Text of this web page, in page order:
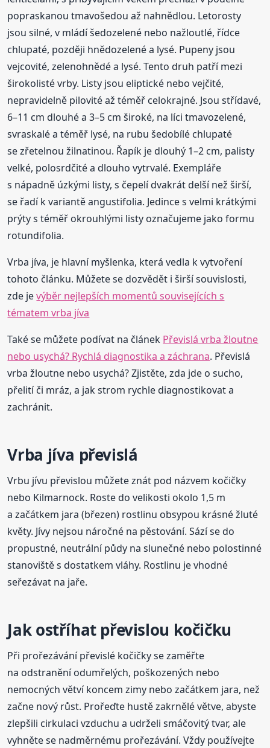
popraskanou tmavošedou až nahnědlou. Letorosty
jsou silné, v mládí šedozelené nebo nažloutlé, řídce
chlupaté, později hnědozelené a lysé. Pupeny jsou
vejcovité, zelenohnědé a lysé. Tento druh patří mezi
širokolisté vrby. Listy jsou eliptické nebo vejčité,
nepravidelně pilovité až téměř celokrajné. Jsou střídavé,
6–11 cm dlouhé a 3–5 cm široké, na líci tmavozelené,
svraskalé a téměř lysé, na rubu šedobílé chlupaté
se zřetelnou žilnatinou. Řapík je dlouhý 1–2 cm, palisty
velké, polosrdčité a dlouho vytrvalé. Exempláře
s nápadně úzkými listy, s čepelí dvakrát delší než širší,
se řadí k variantě angustifolia. Jedince s velmi krátkými
prýty s téměř okrouhlými listy označujeme jako formu
rotundifolia.
Vrba jíva, je hlavní myšlenka, která vedla k vytvoření
tohoto článku. Můžete se dozvědět i širší souvislosti,
zde jevýběr nejlepších momentů souvisejících s
tématem vrba jíva
Také se můžete podívat na článek Převislá vrba žloutne
nebo usychá? Rychlá diagnostika a záchrana. Převislá
vrba žloutne nebo usychá? Zjistěte, zda jde o sucho,
přelití či mráz, a jak strom rychle diagnostikovat a
zachránit.
Vrba jíva převislá
Vrbu jívu převislou můžete znát pod názvem kočičky
nebo Kilmarnock. Roste do velikosti okolo 1,5 m
a začátkem jara (březen) rostlinu obsypou krásné žluté
květy. Jívy nejsou náročné na pěstování. Sází se do
propustné, neutrální půdy na slunečné nebo polostinné
stanoviště s dostatkem vláhy. Rostlinu je vhodné
seřezávat na jaře.
Jak ostříhat převislou kočičku
Při prořezávání převislé kočičky se zaměřte
na odstranění odumřelých, poškozených nebo
nemocných větví koncem zimy nebo začátkem jara, než
začne nový růst. Prořeďte hustě zakrnělé větve, abyste
zlepšili cirkulaci vzduchu a udrželi smáčovitý tvar, ale
vyhněte se nadměrnému prořezávání. Vždy používejte